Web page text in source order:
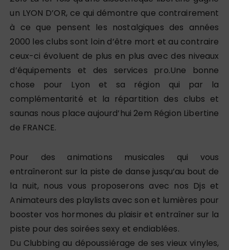
un LYON D’OR, ce qui démontre que contrairement
à ce que pensent les nostalgiques des années
2000 les clubs sont loin d’être mort et au contraire
ceux-ci évoluent de plus en plus avec des niveaux
d’équipements et des services pro.Une bonne
chose pour Lyon et sa région qui par la
complémentarité et la répartition des clubs et
saunas nous place aujourd’hui 2em Région Libertine
de FRANCE.
Pour des animations musicales qui vous
entraîneront sur la piste de danse jusqu’au bout de
la nuit, nous vous proposerons avec nos Djs et
Animateurs des playlists avec son et lumières pour
booster vos hormones du plaisir et entraîner sur la
piste pour des soirées sexy et endiablées.
Du Clubbing au dépoussiérage de ses vieux vinyles,